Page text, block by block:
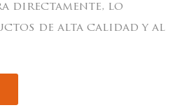
directamente, lo
de alta calidad y al